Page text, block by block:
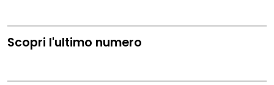
Scopri l'ultimo numero